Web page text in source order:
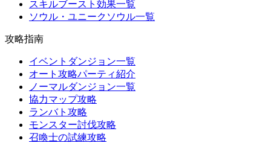
スキルブースト効果一覧
ソウル・ユニークソウル一覧
攻略指南
イベントダンジョン一覧
オート攻略パーティ紹介
ノーマルダンジョン一覧
協力マップ攻略
ランバト攻略
モンスター討伐攻略
召喚士の試練攻略